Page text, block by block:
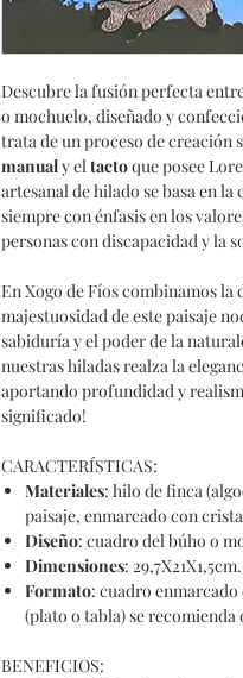
Descubre la fusión perfecta
o mochuelo, diseñado y
trata de un proceso de creación
manualy eltactoque posee
artesanal de hilado se basa en
siempre con énfasis en los
personas con discapacidad y la
En Xogo de Fíos combinamos
majestuosidad de este paisaje
sabiduría y el poder de la
nuestras hiladas realza la
aportando profundidad y
significado!
CARACTERÍSTICAS:
Materiales: hilo de finca
paisaje, enmarcado con
Diseño: cuadro del búho o
Dimensiones: 29,7X21X1,5cm.
Formato: cuadro
(plato o tabla) se recomienda
BENEFICIOS: